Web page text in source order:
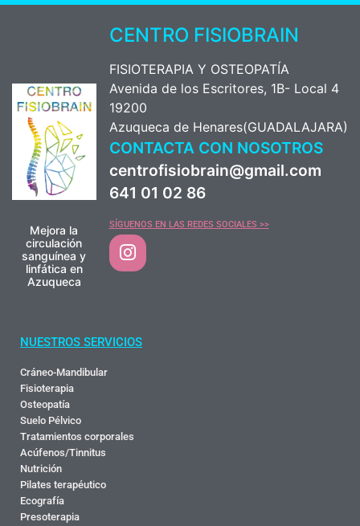
Mejora la
circulación
sanguínea y
linfática en
Azuqueca
CENTRO FISIOBRAIN
FISIOTERAPIA Y OSTEOPATÍA
Avenida de los Escritores, 1B- Local 4
19200
Azuqueca de Henares(GUADALAJARA)
CONTACTA CON NOSOTROS
centrofisiobrain@gmail.com
641 01 02 86
SÍGUENOS EN LAS REDES SOCIALES >>
NUESTROS SERVICIOS
Cráneo-Mandibular
Fisioterapia
Osteopatía
Suelo Pélvico
Tratamientos corporales
Acúfenos/Tinnitus
Nutrición
Pilates terapéutico
Ecografía
Presoterapia